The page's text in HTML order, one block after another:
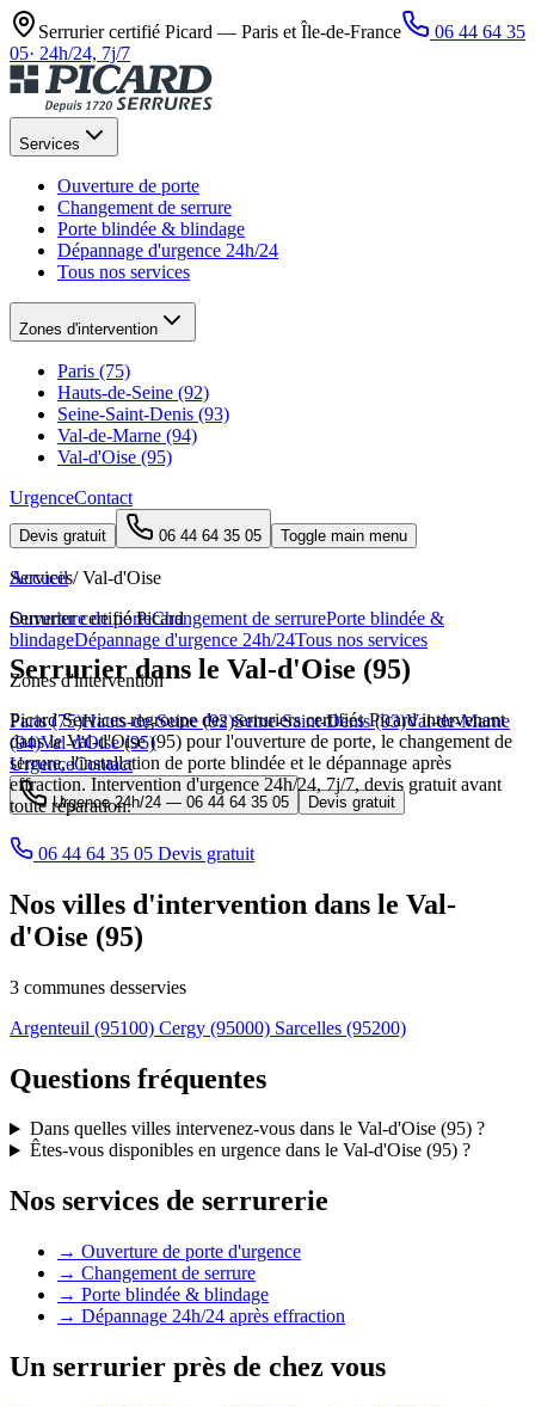
Serrurier certifié Picard — Paris et Île-de-France
06 44 64 35
05· 24h/24, 7j/7
Services
Ouverture de porte
Changement de serrure
Porte blindée & blindage
Dépannage d'urgence 24h/24
Tous nos services
Zones d'intervention
Paris (75)
Hauts-de-Seine (92)
Seine-Saint-Denis (93)
Val-de-Marne (94)
Val-d'Oise (95)
UrgenceContact
Devis gratuit 06 44 64 35 05 Toggle main menu
Services
Ouverture de porteChangement de serrurePorte blindée &
blindageDépannage d'urgence 24h/24Tous nos services
Zones d'intervention
Paris (75)Hauts-de-Seine (92)Seine-Saint-Denis (93)Val-de-Marne
(94)Val-d'Oise (95)
UrgenceContact
Urgence 24h/24 — 06 44 64 35 05 Devis gratuit
Accueil / Val-d'Oise
Serrurier certifié Picard
Serrurier dans le Val-d'Oise (95)
Picard Services regroupe des serruriers certifiés Picard intervenant
dans le Val-d'Oise (95) pour l'ouverture de porte, le changement de
serrure, l'installation de porte blindée et le dépannage après
effraction. Intervention d'urgence 24h/24, 7j/7, devis gratuit avant
toute réparation.
06 44 64 35 05 Devis gratuit
Nos villes d'intervention dans le Val-
d'Oise (95)
3 communes desservies
Argenteuil (95100) Cergy (95000) Sarcelles (95200)
Questions fréquentes
Dans quelles villes intervenez-vous dans le Val-d'Oise (95) ?
Êtes-vous disponibles en urgence dans le Val-d'Oise (95) ?
Nos services de serrurerie
→ Ouverture de porte d'urgence
→ Changement de serrure
→ Porte blindée & blindage
→ Dépannage 24h/24 après effraction
Un serrurier près de chez vous